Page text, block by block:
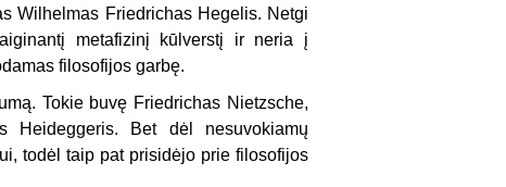
Wilhelmas Friedrichas Hegelis. Netgi
metafizinį kūlverstį ir neria į
filosofijos garbę.
Tokie buvę Friedrichas Nietzsche,
Heideggeris. Bet dėl nesuvokiamų
todėl taip pat prisidėjo prie filosofijos